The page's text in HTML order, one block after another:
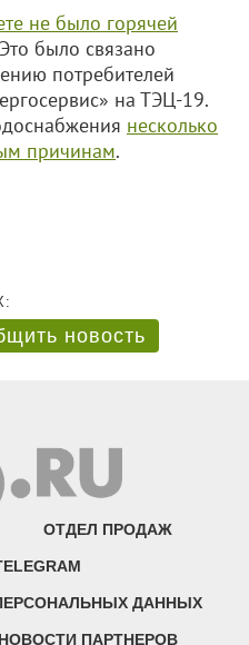
не было горячей
было связано
потребителей
на ТЭЦ-19.
несколько
причинам.
новость
ОТДЕЛ ПРОДАЖ
ДАННЫХ
НОВОСТИ ПАРТНЕРОВ